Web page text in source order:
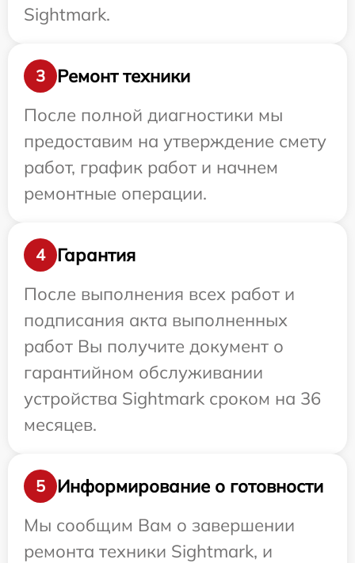
Sightmark.
3
Ремонт техники
После полной диагностики мы
предоставим на утверждение смету
работ, график работ и начнем
ремонтные операции.
4
Гарантия
После выполнения всех работ и
подписания акта выполненных
работ Вы получите документ о
гарантийном обслуживании
устройства Sightmark сроком на 36
месяцев.
5
Информирование о готовности
Мы сообщим Вам о завершении
ремонта техники Sightmark, и